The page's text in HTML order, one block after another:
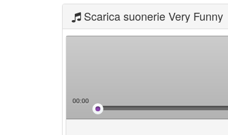
Scarica suonerie Very Funny
00:00